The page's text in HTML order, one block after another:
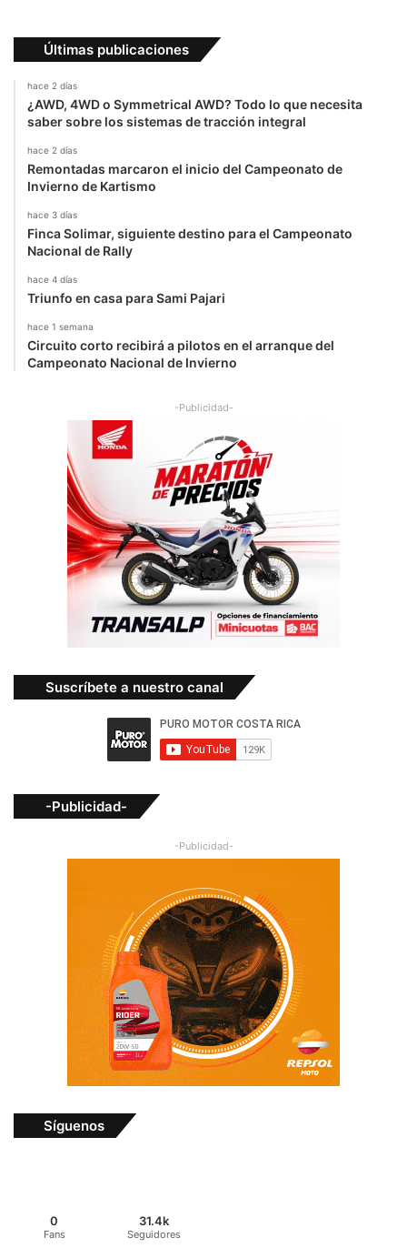
Últimas publicaciones
hace 2 días
¿AWD, 4WD o Symmetrical AWD? Todo lo que necesita
saber sobre los sistemas de tracción integral
hace 2 días
Remontadas marcaron el inicio del Campeonato de
Invierno de Kartismo
hace 3 días
Finca Solimar, siguiente destino para el Campeonato
Nacional de Rally
hace 4 días
Triunfo en casa para Sami Pajari
hace 1 semana
Circuito corto recibirá a pilotos en el arranque del
Campeonato Nacional de Invierno
-Publicidad-
Suscríbete a nuestro canal
-Publicidad-
-Publicidad-
Síguenos
0
Fans
31.4k
Seguidores